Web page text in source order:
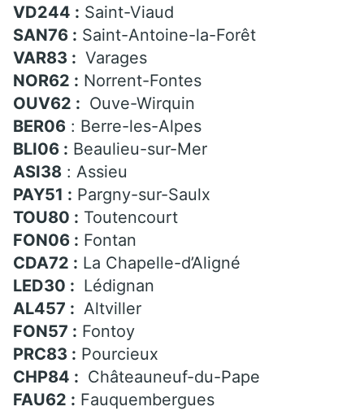
VD244 : Saint-Viaud
SAN76 : Saint-Antoine-la-Forêt
VAR83 : Varages
NOR62 : Norrent-Fontes
OUV62 : Ouve-Wirquin
BER06 : Berre-les-Alpes
BLI06 : Beaulieu-sur-Mer
ASI38 : Assieu
PAY51 : Pargny-sur-Saulx
TOU80 : Toutencourt
FON06 : Fontan
CDA72 : La Chapelle-d’Aligné
LED30 : Lédignan
AL457 : Altviller
FON57 : Fontoy
PRC83 : Pourcieux
CHP84 : Châteauneuf-du-Pape
FAU62 : Fauquembergues